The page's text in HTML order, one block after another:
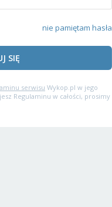
nie pamiętam hasła
SIĘ
serwisu Wykop.pl w jego
Regulaminu w całości, prosimy